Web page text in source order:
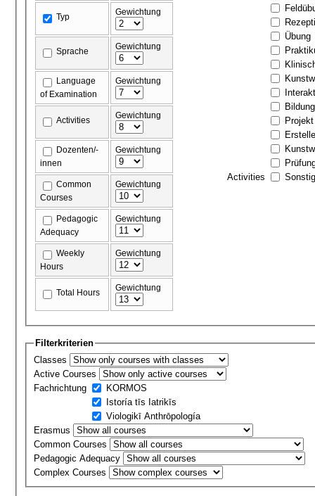
Typ Gewichtung
Sprache Gewichtung
Language
of Examination
Gewichtung
Activities Gewichtung
Dozenten/-
innen
Gewichtung
Common
Courses
Gewichtung
Pedagogic
Adequacy
Gewichtung
Weekly
Hours
Gewichtung
Total Hours Gewichtung
Activities
Übung
Projekt
Filterkriterien
Classes
Active Courses
Fachrichtung
KORMOS
Istoría tīs Iatrikīs
Viologikī Anthrōpología
Erasmus
Common Courses
Pedagogic Adequacy
Complex Courses